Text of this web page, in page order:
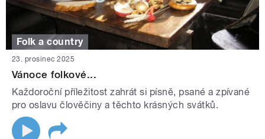
Folk a country
23. prosinec 2025
Vánoce folkové...
Každoroční příležitost zahrát si písně, psané a zpívané
pro oslavu člověčiny a těchto krásných svátků.